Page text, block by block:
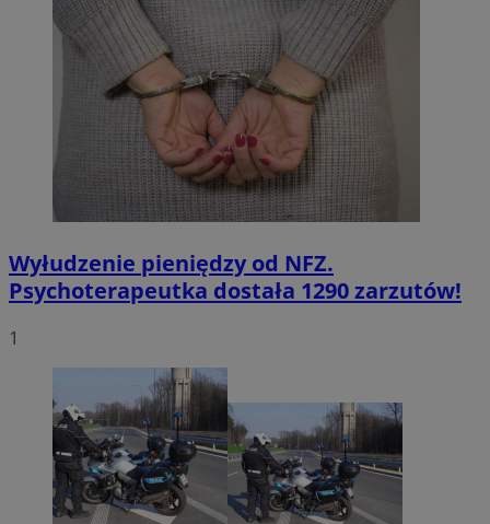
Wyłudzenie pieniędzy od NFZ.
Psychoterapeutka dostała 1290 zarzutów!
1